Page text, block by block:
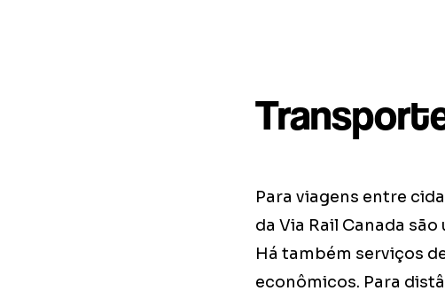
Para viagens entre
da Via Rail Canada
Há também serviços
econômicos. Para